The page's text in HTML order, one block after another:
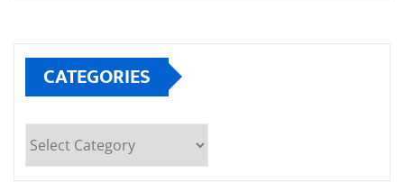
CATEGORIES
Categories